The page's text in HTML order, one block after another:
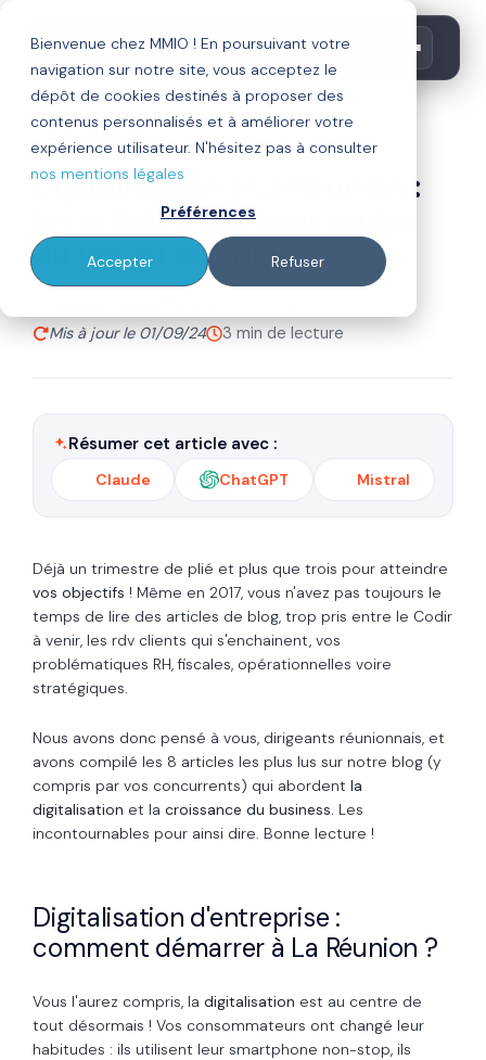
Bienvenue chez MMIO ! En poursuivant votre
navigation sur notre site, vous acceptez le
dépôt de cookies destinés à proposer des
contenus personnalisés et à améliorer votre
expérience utilisateur. N'hésitez pas à consulter
nos mentions légales
Préférences
Accepter Refuser
digitalisation
Digitalisation à La Réunion :
les articles que vous auriez
dû lire au 1er trimestre
Mis à jour le 01/09/24
3 min de lecture
Résumer cet article avec :
Claude ChatGPT Mistral
Déjà un trimestre de plié et plus que trois pour atteindre
vos objectifs ! Même en 2017, vous n'avez pas toujours le
temps de lire des articles de blog, trop pris entre le Codir
à venir, les rdv clients qui s'enchainent, vos
problématiques RH, fiscales, opérationnelles voire
stratégiques.
Nous avons donc pensé à vous, dirigeants réunionnais, et
avons compilé les 8 articles les plus lus sur notre blog (y
compris par vos concurrents) qui abordent la
digitalisation et la croissance du business. Les
incontournables pour ainsi dire. Bonne lecture !
Digitalisation d'entreprise :
comment démarrer à La Réunion ?
Vous l'aurez compris, la digitalisation est au centre de
tout désormais ! Vos consommateurs ont changé leur
habitudes : ils utilisent leur smartphone non-stop, ils